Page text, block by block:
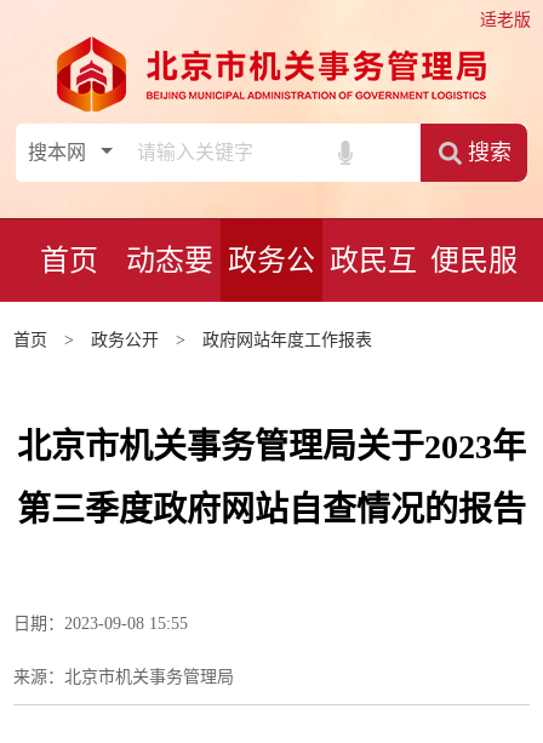
适老版
搜索
首页 动态要
闻
政务公
开
政民互
动
便民服
首页 >政务公开 >政府网站年度工作报表
北京市机关事务管理局关于2023年
第三季度政府网站自查情况的报告
日期：2023-09-08 15:55
来源：北京市机关事务管理局